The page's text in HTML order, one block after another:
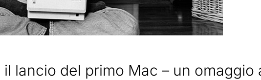
lancio del primo Mac – un omaggio